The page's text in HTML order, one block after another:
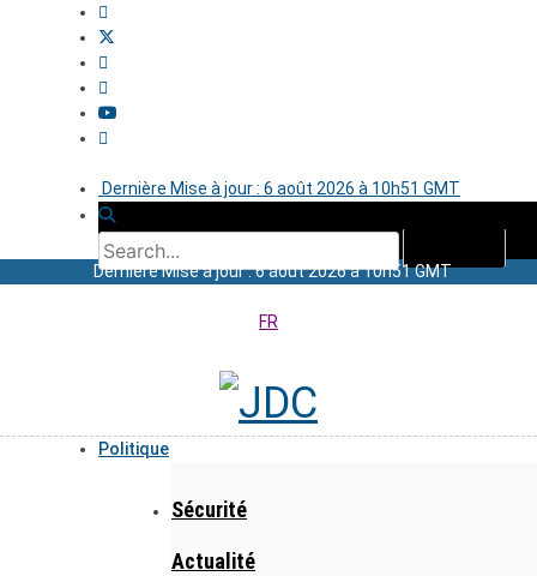
Dernière Mise à jour : 6 août 2026 à 10h51 GMT
Dernière Mise à jour : 6 août 2026 à 10h51 GMT
FR
Politique
Sécurité
Actualité